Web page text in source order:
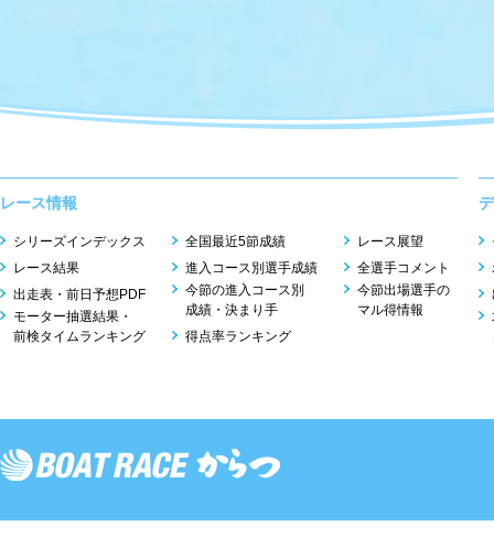
レース情報
シリーズインデックス
レース結果
出走表・前日予想PDF
モーター抽選結果・
前検タイムランキング
全国最近5節成績
進入コース別選手成績
今節の進入コース別
成績・決まり手
得点率ランキング
レース展望
全選手コメント
今節出場選手の
マル得情報